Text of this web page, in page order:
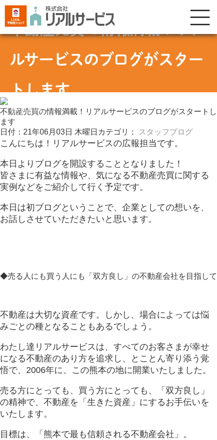
不動産売買の情報満載！リア
ルサービスのブログがスター
トします
2021 06 03
不動産売買の情報満載！リアルサービスのブログがスタートし
ます
日付：21年06月03日 木曜日 カテゴリ： スタッフブログ
こんにちは！リアルサービスの広報担当です。
本日よりブログを開設することとなりました！
皆さまに有益な情報や、気になる不動産売買に関する
実例などをご紹介して行く予定です。
本日は初ブログということで、企業としての想いを、
お話しさせていただきたいと思います。
◆売る人にも買う人にも「双方良し」の不動産会社を目指して
不動産は大切な資産です。しかし、場合によっては悩
みごとの種となることもあるでしょう。
わたし達リアルサービスは、すべてのお客さまが幸せ
になる不動産のあり方を追求し、とことん寄り添う覚
悟で、2006年に、この熊本の地に開業いたしました。
売る方にとっても、買う方にとっても、「双方良し」
の精神で、不動産を「生きた資産」にするお手伝いを
いたします。
目標は、「熊本で最も信頼される不動産会社」。